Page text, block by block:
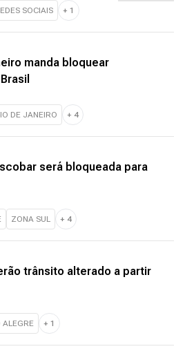
SOCIAIS + 1
manda bloquear
DE JANEIRO + 4
será bloqueada para
ZONA SUL + 4
trânsito alterado a partir
ALEGRE + 1